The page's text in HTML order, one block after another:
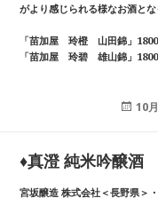
がより感じられる様なお酒とな
「苗加屋 玲橙 山田錦」
「苗加屋 玲碧 雄山錦」
投
10
♦真澄 純米吟醸酒
宮坂醸造 株式会社＜長野県＞